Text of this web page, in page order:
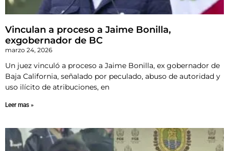
Vinculan a proceso a Jaime Bonilla,
exgobernador de BC
marzo 24, 2026
Un juez vinculó a proceso a Jaime Bonilla, ex gobernador de
Baja California, señalado por peculado, abuso de autoridad y
uso ilícito de atribuciones, en
Leer mas »